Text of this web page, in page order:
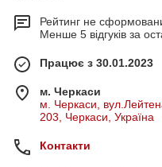
Рейтинг не
Менше 5 відгуків за
Працює з 30.01.2023
м. Черкаси
м. Черкаси,
203, Черкаси, Україна
Контакти